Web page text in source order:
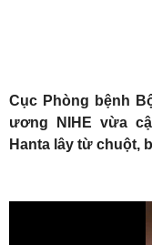
Cục Phòng bệnh
ương NIHE vừa
Hanta lây từ chuột,